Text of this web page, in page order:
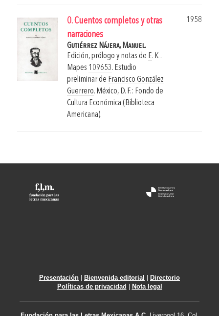
0. Cuentos completos y otras
narraciones
1958
Gutiérrez Nájera, Manuel.
Edición, prólogo y notas de E. K .
Mapes 109653. Estudio
preliminar de Francisco González
Guerrero. México, D. F.: Fondo de
Cultura Económica (Biblioteca
Americana).
Presentación Bienvenida editorial
Directorio
Políticas de privacidad
Nota legal